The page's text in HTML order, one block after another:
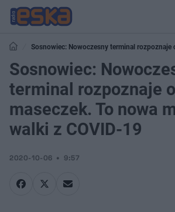
Sosnowiec: Nowoczesny terminal rozpoznaje
nowa metoda walki z COVID-19
Sosnowiec:
terminal rozpoznaje
maseczek. To nowa
walki z COVID-19
2020-10-06 9:57